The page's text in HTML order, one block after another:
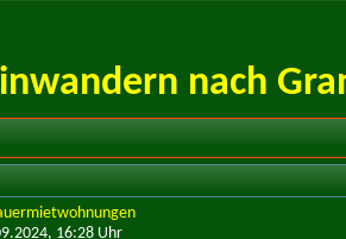
nach
16:28 Uhr